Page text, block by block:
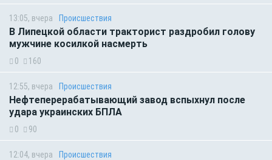
13:05, вчера Происшествия
В Липецкой области тракторист раздробил голову
мужчине косилкой насмерть
0 160
12:55, вчера Происшествия
Нефтеперерабатывающий завод вспыхнул после
удара украинских БПЛА
0 90
12:04, вчера Происшествия